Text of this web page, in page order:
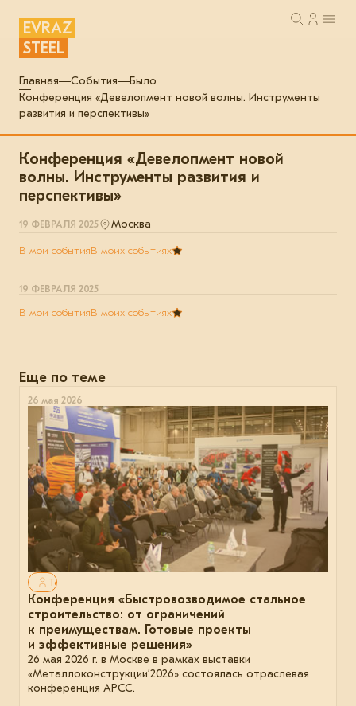
EVRAZ
STEEL
Главная События
Было
Конференция «Девелопмент новой волны. Инструменты
развития и перспективы»
Конференция «Девелопмент новой
волны. Инструменты развития и
перспективы»
19 ФЕВРАЛЯ 2025 Москва
В мои событияВ моих событиях
19 ФЕВРАЛЯ 2025
В мои событияВ моих событиях
Еще по теме
26 мая 2026
Только для авторизованных
Конференция «Быстровозводимое стальное
строительство: от ограничений
к преимуществам. Готовые проекты
и эффективные решения»
26 мая 2026 г. в Москве в рамках выставки
«Металлоконструкции’2026» состоялась отраслевая
конференция АРСС.